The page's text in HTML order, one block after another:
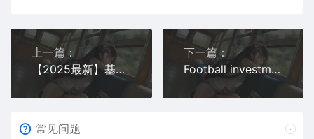
上一篇：
【2025最新】基金投资理财系统源码+项目投资理财平台源码下载
下一篇：
Football investment海外足球投资理财源码
常见问题